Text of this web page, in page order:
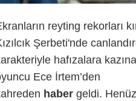
reyting rekorları
Şerbeti'nde
hafızalara
Ece İrtem’den
haber geldi.